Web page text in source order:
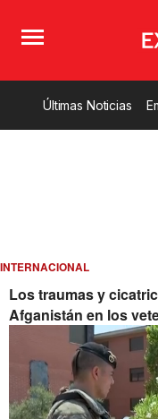
Últimas Noticias
INTERNACIONAL
Los traumas y
Afganistán en los